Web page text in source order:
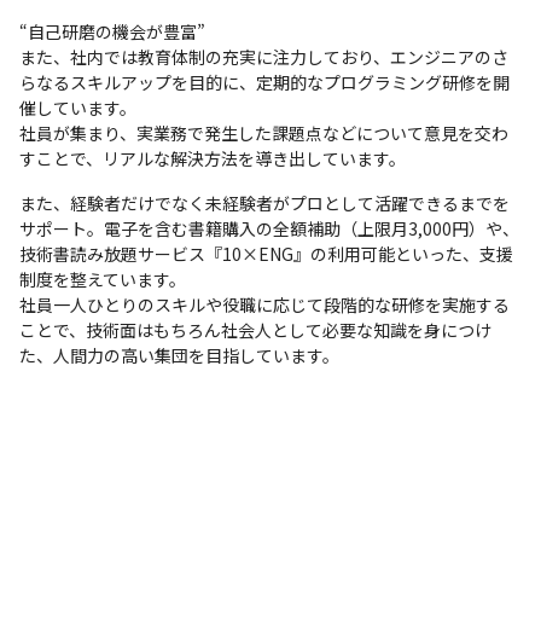
“自己研磨の機会が豊富”
また、社内では教育体制の充実に注力しており、エンジニアのさ
らなるスキルアップを目的に、定期的なプログラミング研修を開
催しています。
社員が集まり、実業務で発生した課題点などについて意見を交わ
すことで、リアルな解決方法を導き出しています。
また、経験者だけでなく未経験者がプロとして活躍できるまでを
サポート。電子を含む書籍購入の全額補助（上限月3,000円）や、
技術書読み放題サービス『10×ENG』の利用可能といった、支援
制度を整えています。
社員一人ひとりのスキルや役職に応じて段階的な研修を実施する
ことで、技術面はもちろん社会人として必要な知識を身につけ
た、人間力の高い集団を目指しています。